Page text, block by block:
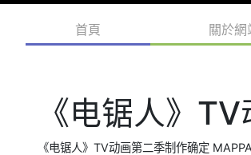
首頁 關於網
《电锯人》
《电锯人》TV动画第二季制作确定